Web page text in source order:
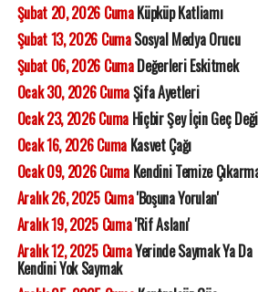
Şubat 20, 2026 CumaKüpküp Katliamı
Şubat 13, 2026 CumaSosyal Medya Orucu
Şubat 06, 2026 CumaDeğerleri Eskitmek
Ocak 30, 2026 CumaŞifa Ayetleri
Ocak 23, 2026 CumaHiçbir Şey İçin Geç
Ocak 16, 2026 CumaKasvet Çağı
Ocak 09, 2026 CumaKendini Temize
Aralık 26, 2025 Cuma'Boşuna Yorulan'
Aralık 19, 2025 Cuma'Rif Aslanı'
Aralık 12, 2025 CumaYerinde Saymak Ya Da
Kendini Yok Saymak